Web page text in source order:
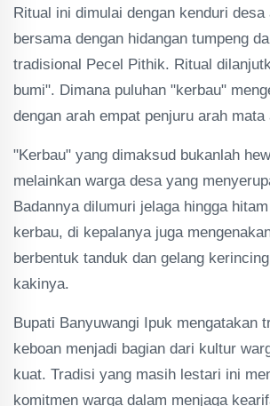
Ritual ini dimulai dengan kenduri desa
bersama dengan hidangan tumpeng
tradisional Pecel Pithik. Ritual
bumi". Dimana puluhan "kerbau"
dengan arah empat penjuru arah mata
"Kerbau" yang dimaksud bukanlah
melainkan warga desa yang
Badannya dilumuri jelaga hingga
kerbau, di kepalanya juga
berbentuk tanduk dan gelang
kakinya.
Bupati Banyuwangi Ipuk mengatakan
keboan menjadi bagian dari kultur
kuat. Tradisi yang masih lestari ini
komitmen warga dalam menjaga